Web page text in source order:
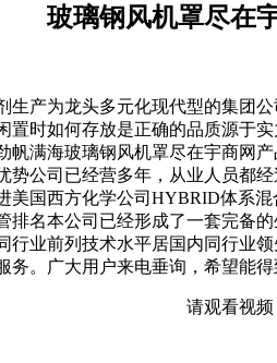
玻璃钢风机罩尽在
为龙头多元化现代型的集团
时如何存放是正确的品质源于
满海玻璃钢风机罩尽在宇商网
公司已经营多年，从业人员都
国西方化学公司HYBRID体系
名本公司已经形成了一套完备
业前列技术水平居国内同行业
。广大用户来电垂询，希望能
请观看视频